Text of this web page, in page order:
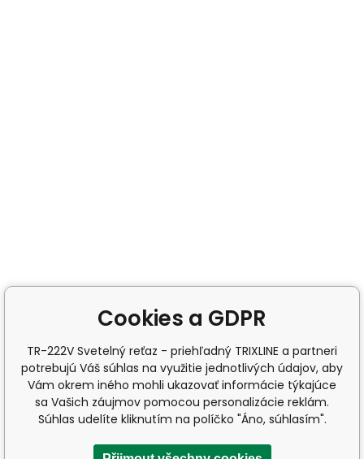
Cookies a GDPR
TR-222V Svetelný reťaz - priehľadný TRIXLINE a partneri
potrebujú Váš súhlas na využitie jednotlivých údajov, aby
Vám okrem iného mohli ukazovať informácie týkajúce
sa Vašich záujmov pomocou personalizácie reklám.
Súhlas udelíte kliknutím na políčko "Áno, súhlasím".